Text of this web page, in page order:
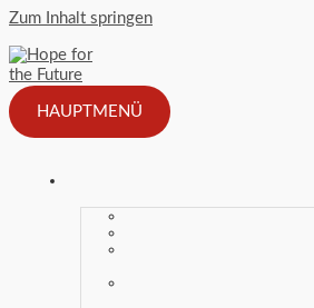
Zum Inhalt springen
HAUPTMENÜ